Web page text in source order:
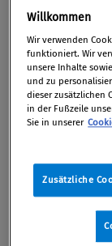
Mag.
Artikel
Artikel
Vita
Mag. DDr.
Group NFR
der Erste
in der RZB/
Willkommen
Wir verwenden
funktioniert. Wir
unsere Inhalte
und zu
dieser zusätzlichen
in der Fußzeile
Sie in unserer
Zusätzliche